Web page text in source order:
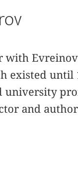
with
existed until
university
and